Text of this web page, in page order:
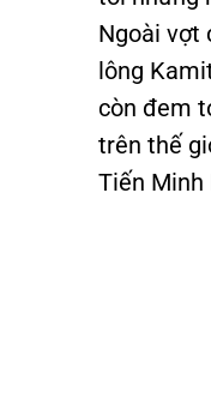
Ngoài vợt
lông
còn đem
trên thế
Tiến Minh